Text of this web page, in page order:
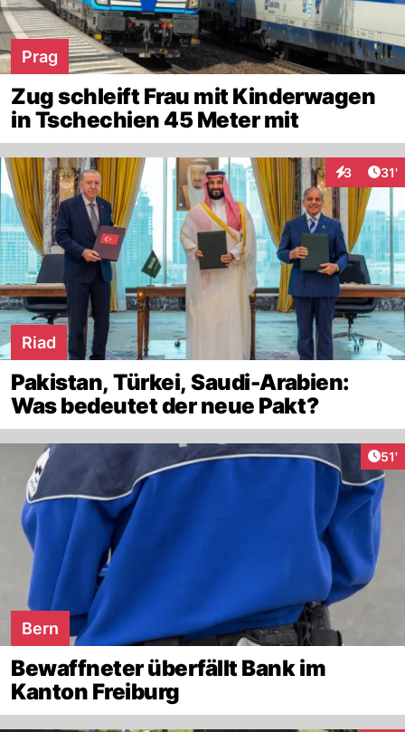
Prag
Zug schleift Frau mit Kinderwagen
in Tschechien 45 Meter mit
3 31'
Riad
Pakistan, Türkei, Saudi-Arabien:
Was bedeutet der neue Pakt?
51'
Bern
Bewaffneter überfällt Bank im
Kanton Freiburg